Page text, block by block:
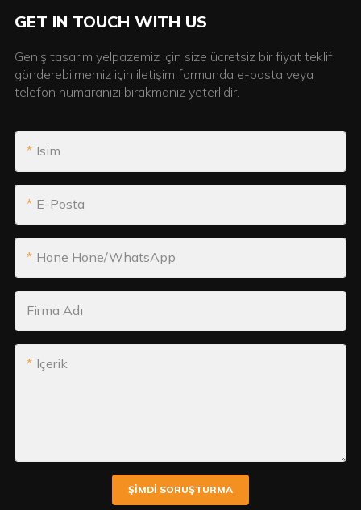
GET IN TOUCH WITH US
Geniş tasarım yelpazemiz için size ücretsiz bir fiyat teklifi
gönderebilmemiz için iletişim formunda e-posta veya
telefon numaranızı bırakmanız yeterlidir.
Isim
E-Posta
Hone Hone/WhatsApp
Firma Adı
Içerik
ŞIMDI SORUŞTURMA